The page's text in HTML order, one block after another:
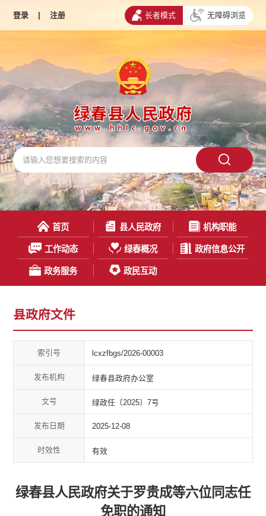
登录 | 注册 长者模式 无障碍浏览
首页 县人民政府 机构职能
工作动态 绿春概况 政府信息公开
政务服务 政民互动
县政府文件
索引号 lcxzfbgs/2026-00003
发布机构 绿春县政府办公室
文号 绿政任〔2025〕7号
发布日期 2025-12-08
时效性 有效
绿春县人民政府关于罗贵成等六位同志任
免职的通知